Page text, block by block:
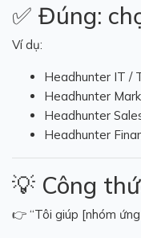
✅ Đúng:
Ví dụ:
Headhunter IT /
Headhunter
Headhunter
Headhunter
💡 Công
👉 “Tôi giúp [nhóm